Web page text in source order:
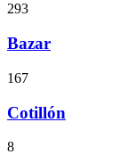
293
Bazar
167
Cotillón
8